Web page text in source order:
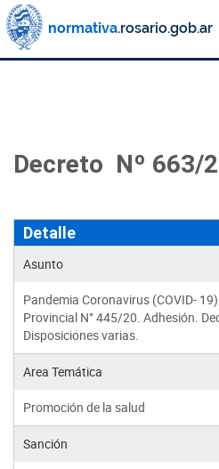
Decreto Nº 663/
Detalle
Asunto
Pandemia Coronavirus (COVID-
Provincial N° 445/20. Adhesión.
Disposiciones varias.
Area Temática
Promoción de la salud
Sanción